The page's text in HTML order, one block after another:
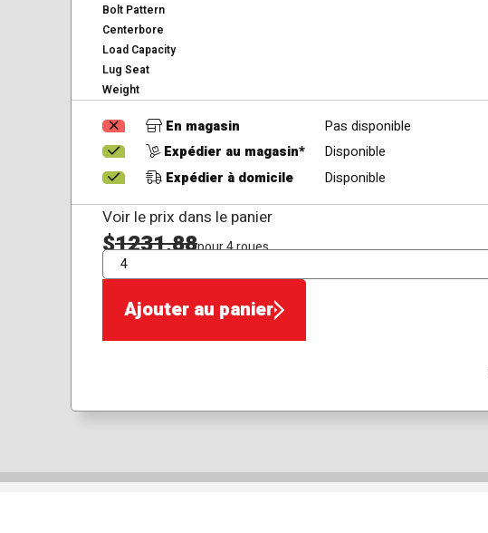
Bolt Pattern
Centerbore
Load Capacity
Lug Seat
Weight
En magasin
Pas disponible
Expédier au magasin*
Disponible
Expédier à domicile
Disponible
Voir le prix dans le panier
$1231,88pour 4 roues
QTÉ
Ajouter au panier